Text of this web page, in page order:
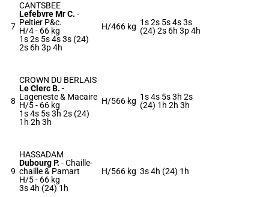
7
CANTSBEE
Lefebvre Mr C. -
Peltier P&c.
H/4 - 66 kg
1s 2s 5s 4s 3s (24)
2s 6h 3p 4h
H/466 kg 1s 2s 5s 4s 3s
(24) 2s 6h 3p 4h
8
CROWN DU BERLAIS
Le Clerc B. -
Lageneste & Macaire
H/5 - 66 kg
1s 4s 5s 3h 2s (24)
1h 2h 3h
H/566 kg 1s 4s 5s 3h 2s
(24) 1h 2h 3h
9
HASSADAM
Dubourg P. -Chaille-
chaille & Pamart
H/5 - 66 kg
3s 4h (24) 1h
H/566 kg 3s 4h (24) 1h